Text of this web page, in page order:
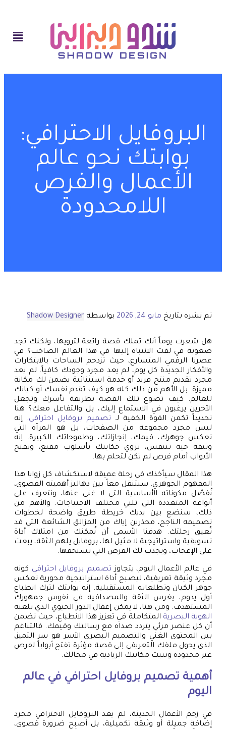
البروفايل الاحترافي:
بوابتك نحو عالم
الأعمال والفرص
اللامحدودة
تم نشره بتاريخ مايو 24, 2026 بواسطة Shadow Designer
هل شعرت يوماً أنك تملك قصة رائعة لترويها، ولكنك تجد
صعوبة في لفت الانتباه إليها في هذا العالم الصاخب؟ في
عصرنا الرقمي المتسارع، حيث تزدحم الساحات بالابتكارات
والأفكار الجديدة كل يوم، لم يعد مجرد وجودك كافياً. لم يعد
مجرد تقديم منتج فريد أو خدمة استثنائية يضمن لك مكانة
مميزة. بل الأهم من ذلك كله هو كيف تقدم نفسك أو كيانك
للعالم. كيف تصوغ تلك القصة بطريقة تأسرك وتجعل
الآخرين يرغبون في الاستماع إليك، بل والتفاعل معك؟ هنا
تحديداً تكمن القوة الخفية لـ تصميم بروفايل احترافي. إنه
ليس مجرد مجموعة من الصفحات، بل هو المرآة التي
تعكس جوهرك، قيمك، إنجازاتك، وطموحاتك الكبيرة. إنه
وثيقة حية تتنفس، تروي حكايتك بأسلوب مقنع، وتفتح
الأبواب أمام فرص لم تكن لتحلم بها.
هذا المقال سيأخذك في رحلة عميقة لاستكشاف كل زوايا هذا
المفهوم الجوهري. سنتنقل معاً بين دهاليز أهميته القصوى،
نُفصّل مكوناته الأساسية التي لا غنى عنها، ونتعرف على
أنواعه المتعددة التي تلبي مختلف الاحتياجات. والأهم من
ذلك، سنضع بين يديك خريطة طريق واضحة لخطوات
تصميمه الناجح، محذرين إياك من المزالق الشائعة التي قد
تُعيق رحلتك. هدفنا الأسمى أن نُمكنك من امتلاك أداة
تسويقية واستراتيجية لا مثيل لها، بروفايل يلهم الثقة، يبعث
على الإعجاب، ويجذب لك الفرص التي تستحقها.
في عالم الأعمال اليوم، يتجاوز تصميم بروفايل احترافي كونه
مجرد وثيقة تعريفية، ليصبح أداة استراتيجية محورية تعكس
جوهر الكيان وتطلعاته المستقبلية. إنه بوابتك لترك انطباع
أول يدوم، يغرس الثقة والمصداقية في نفوس جمهورك
المستهدف. ومن هنا، لا يمكن إغفال الدور الحيوي الذي تلعبه
الهوية البصرية المتكاملة في تعزيز هذا الانطباع، حيث تضمن
أن كل عنصر مرئي يتردد صداه مع رسالتك وقيمك. فالتناغم
بين المحتوى الغني والتصميم البصري الآسر هو سر التميز،
الذي يحول ملفك التعريفي إلى قصة مؤثرة تفتح أبواباً لفرص
غير محدودة وتثبت مكانتك الريادية في مجالك.
أهمية تصميم بروفايل احترافي في عالم
اليوم
في زخم الأعمال الحديثة، لم يعد البروفايل الاحترافي مجرد
إضافة جميلة أو وثيقة تكميلية، بل أصبح ضرورة قصوى،